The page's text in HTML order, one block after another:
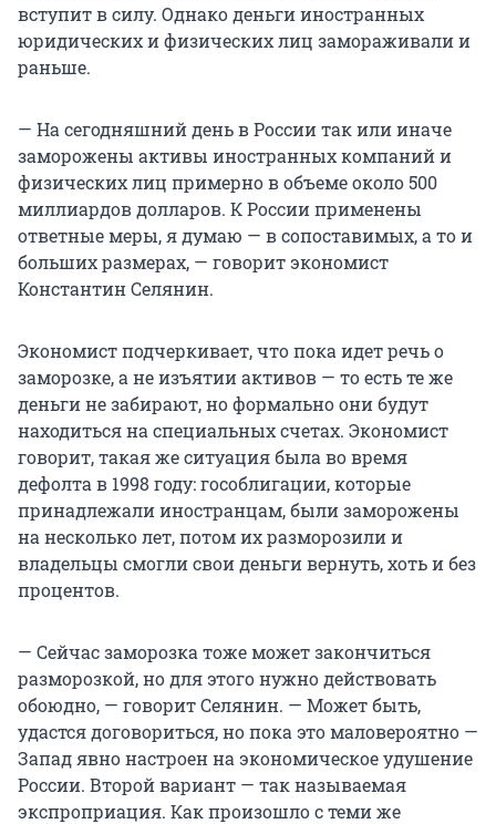
вступит в силу. Однако деньги иностранных
юридических и физических лиц замораживали и
раньше.
— На сегодняшний день в России так или иначе
заморожены активы иностранных компаний и
физических лиц примерно в объеме около 500
миллиардов долларов. К России применены
ответные меры, я думаю — в сопоставимых, а то и
больших размерах, — говорит экономист
Константин Селянин.
Экономист подчеркивает, что пока идет речь о
заморозке, а не изъятии активов — то есть те же
деньги не забирают, но формально они будут
находиться на специальных счетах. Экономист
говорит, такая же ситуация была во время
дефолта в 1998 году: гособлигации, которые
принадлежали иностранцам, были заморожены
на несколько лет, потом их разморозили и
владельцы смогли свои деньги вернуть, хоть и без
процентов.
— Сейчас заморозка тоже может закончиться
разморозкой, но для этого нужно действовать
обоюдно, — говорит Селянин. — Может быть,
удастся договориться, но пока это маловероятно —
Запад явно настроен на экономическое удушение
России. Второй вариант — так называемая
экспроприация. Как произошло с теми же